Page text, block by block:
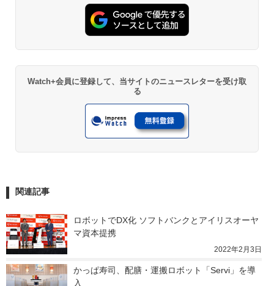
Watch+会員に登録して、当サイトのニュースレターを受け取
る
関連記事
ロボットでDX化 ソフトバンクとアイリスオーヤ
マ資本提携
2022年2月3日
かっぱ寿司、配膳・運搬ロボット「Servi」を導
入